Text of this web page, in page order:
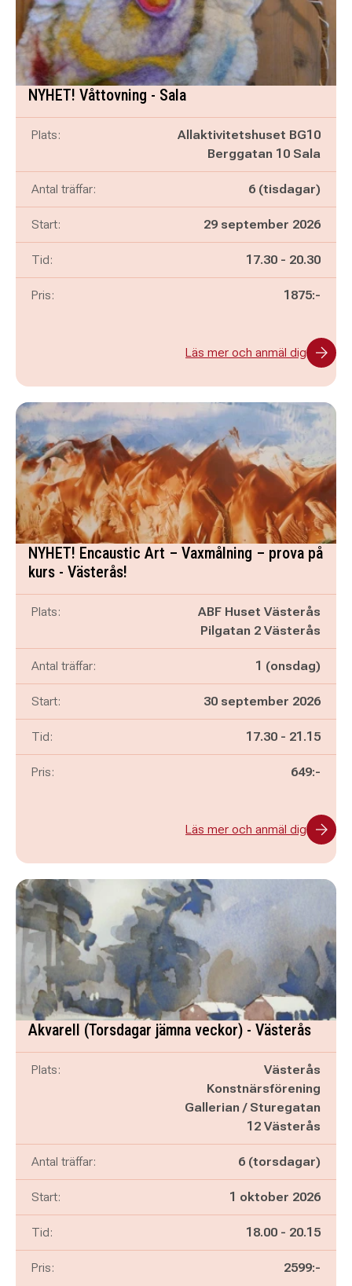
NYHET! Våttovning - Sala
Plats:
Allaktivitetshuset BG10
Berggatan 10 Sala
Antal träffar: 6 (tisdagar)
Start: 29 september 2026
Tid: Pågår mellan
17.30 - och
20.30
Pris: 1875:-
Läs mer och anmäl dig
NYHET! Encaustic Art – Vaxmålning – prova på
kurs - Västerås!
Plats:
ABF Huset Västerås
Pilgatan 2 Västerås
Antal träffar: 1 (onsdag)
Start: 30 september 2026
Tid: Pågår mellan
17.30 - och
21.15
Pris: 649:-
Läs mer och anmäl dig
Akvarell (Torsdagar jämna veckor) - Västerås
Plats:
Västerås
Konstnärsförening
Gallerian / Sturegatan
12 Västerås
Antal träffar: 6 (torsdagar)
Start: 1 oktober 2026
Tid: Pågår mellan
18.00 - och
20.15
Pris: 2599:-